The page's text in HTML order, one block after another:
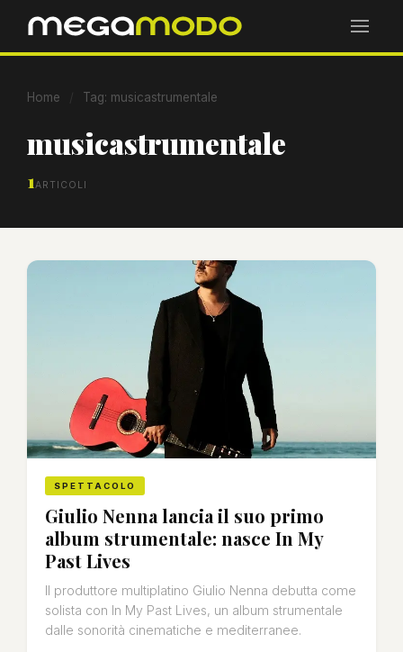
Home Tag: musicastrumentale
musicastrumentale
1ARTICOLI
SPETTACOLO
Giulio Nenna lancia il suo primo
album strumentale: nasce In My
Past Lives
Il produttore multiplatino Giulio Nenna debutta come
solista con In My Past Lives, un album strumentale
dalle sonorità cinematiche e mediterranee.